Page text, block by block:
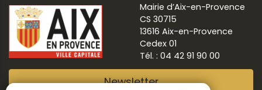
Mairie d’Aix-en-Provence
CS 30715
13616 Aix-en-Provence
Cedex 01
Tél. : 04 42 91 90 00
Newsletter